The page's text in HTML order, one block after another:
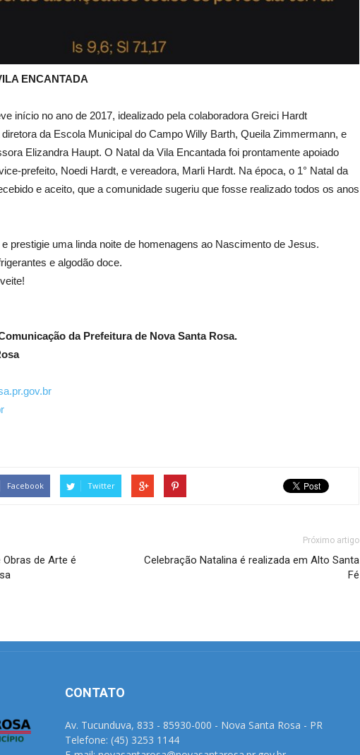
ENCANTADA
início no ano de 2017, idealizado pela colaboradora Greici Hardt
da Escola Municipal do Campo Willy Barth, Queila Zimmermann, e
Elizandra Haupt. O Natal da Vila Encantada foi prontamente apoiado
prefeito, Noedi Hardt, e vereadora, Marli Hardt. Na época, o 1° Natal da
e aceito, que a comunidade sugeriu que fosse realizado todos os anos
prestigie uma linda noite de homenagens ao Nascimento de Jesus.
e algodão doce.
da Prefeitura de Nova Santa Rosa.
Facebook Twitter
Obras de Arte é
Próximo artigo
Celebração Natalina é realizada em Alto Santa
Fé
CONTATO
Av. Tucunduva, 833 - 85930-000 - Nova Santa Rosa - PR
Telefone: (45) 3253 1144